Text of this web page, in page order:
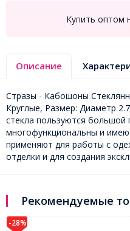
Купить оптом
Описание
Стразы - Кабошоны
Круглые, Размер: Диаметр
стекла пользуются большой
многофункциональны и
применяют для работы с
отделки и для создания
Рекомендуемые
-28%